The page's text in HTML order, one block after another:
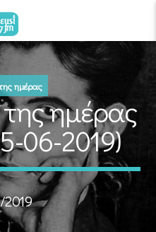
ημέρας
ημέρας
06-2019)